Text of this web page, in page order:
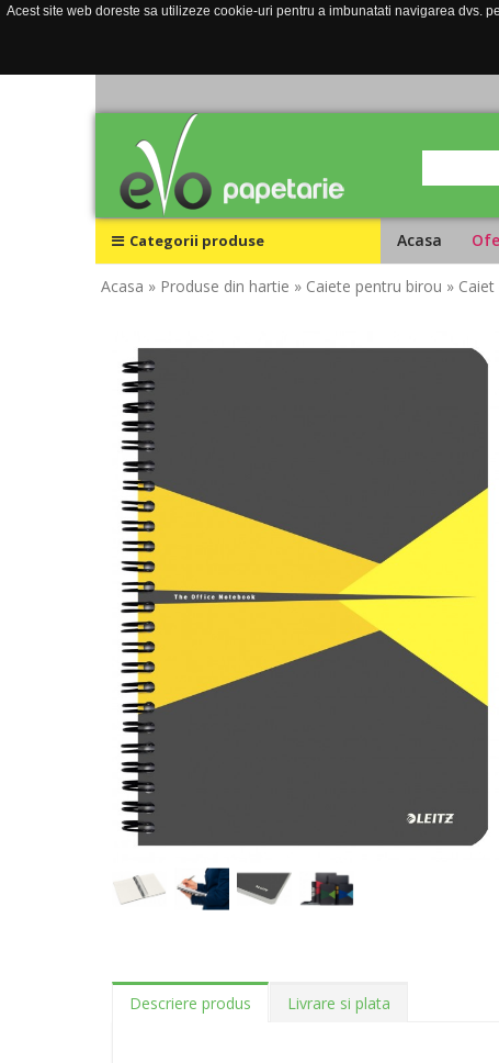
Acest site web doreste sa utilizeze cookie-uri pentru a imbunatati navigarea dvs.
Categorii produse Acasa
Acasa » Produse din hartie » Caiete pentru birou »
Descriere produs Livrare si plata